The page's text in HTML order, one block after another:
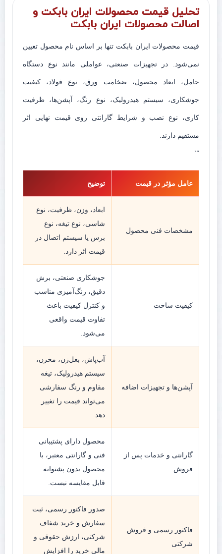
تحلیل قیمت محصولات ایران بابکت و
اصالت محصولات ایران بابکت
قیمت محصولات ایران بابکت تنها بر اساس نام محصول تعیین
نمی‌شود. در تجهیزات صنعتی، عواملی مانند نوع دستگاه
حامل، ابعاد محصول، ضخامت ورق، نوع فولاد، کیفیت
جوشکاری، سیستم هیدرولیک، نوع رنگ، آپشن‌ها، ظرفیت
کاری، نوع نصب و شرایط گارانتی روی قیمت نهایی اثر
مستقیم دارند.
“`
عامل مؤثر در قیمت توضیح
مشخصات فنی محصول
ابعاد، وزن، ظرفیت، نوع
شاسی، نوع تیغه، نوع
برس یا سیستم اتصال در
قیمت اثر دارد.
کیفیت ساخت
جوشکاری صنعتی، برش
دقیق، رنگ‌آمیزی مناسب
و کنترل کیفیت باعث
تفاوت قیمت واقعی
می‌شود.
آپشن‌ها و تجهیزات اضافه
آب‌پاش، بغل‌زن، مخزن،
سیستم هیدرولیک، تیغه
مقاوم و رنگ سفارشی
می‌تواند قیمت را تغییر
دهد.
گارانتی و خدمات پس از
فروش
محصول دارای پشتیبانی
فنی و گارانتی معتبر، با
محصول بدون پشتوانه
قابل مقایسه نیست.
فاکتور رسمی و فروش
شرکتی
صدور فاکتور رسمی، ثبت
سفارش و خرید شفاف
شرکتی، ارزش حقوقی و
مالی خرید را افزایش